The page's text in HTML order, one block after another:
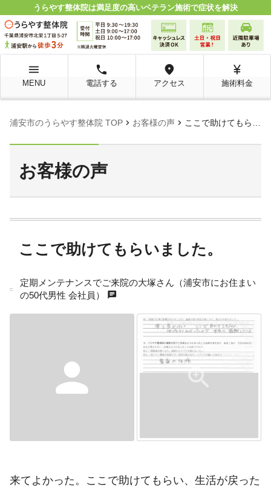
うらやす整体院は満足度の高いベテラン施術で症状を解決
menu
MENU
local_phone
電話する
room
アクセス
currency_yen
施術料金
浦安市のうらやす整体院 TOP chevron_right お客様の声 chevron_right ここで助けてもらいました。
お客様の声
ここで助けてもらいました。
定期メンテナンスでご来院の大塚さん（浦安市にお住まい
の50代男性 会社員）
chat
person
来てよかった。ここで助けてもらい、生活が戻った